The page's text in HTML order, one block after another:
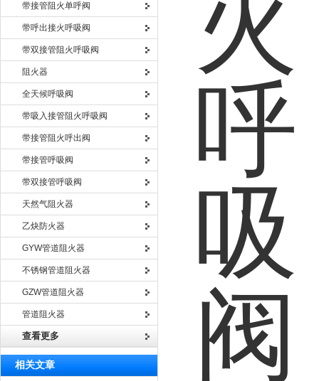
带接管阻火单呼阀
带呼出接火呼吸阀
带双接管阻火呼吸阀
阻火器
全天候呼吸阀
带吸入接管阻火呼吸阀
带接管阻火呼出阀
带接管呼吸阀
带双接管呼吸阀
天然气阻火器
乙炔防火器
GYW管道阻火器
不锈钢管道阻火器
GZW管道阻火器
管道阻火器
查看更多
相关文章